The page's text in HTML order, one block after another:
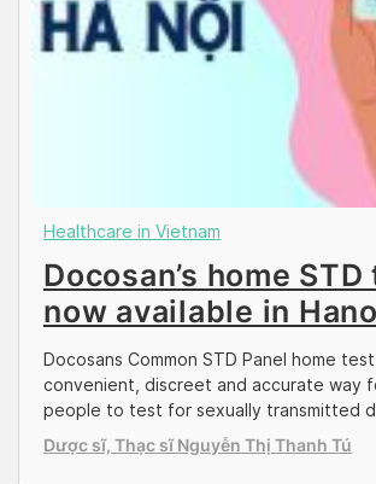
Healthcare in Vietnam
Docosan’s home
now available in
Docosans Common STD Panel home
convenient, discreet and accurate way
people to test for sexually transmitted
(STDs). Docosan launched its common
Chi Minh City in 2021 and has since been
Dược sĩ, Thạc sĩ Nguyễn Thị Thanh Tú